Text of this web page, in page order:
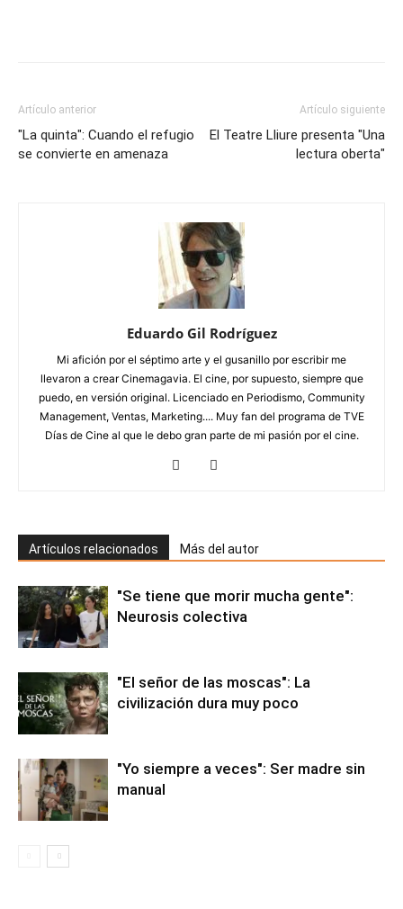
Artículo anterior
"La quinta": Cuando el refugio
se convierte en amenaza
Artículo siguiente
El Teatre Lliure presenta "Una
lectura oberta"
Eduardo Gil Rodríguez
Mi afición por el séptimo arte y el gusanillo por escribir me
llevaron a crear Cinemagavia. El cine, por supuesto, siempre que
puedo, en versión original. Licenciado en Periodismo, Community
Management, Ventas, Marketing.... Muy fan del programa de TVE
Días de Cine al que le debo gran parte de mi pasión por el cine.
Artículos relacionados Más del autor
"Se tiene que morir mucha gente":
Neurosis colectiva
"El señor de las moscas": La
civilización dura muy poco
"Yo siempre a veces": Ser madre sin
manual